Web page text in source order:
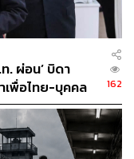
ผ่อน’ บิดา
เพื่อไทย-บุคคล
162